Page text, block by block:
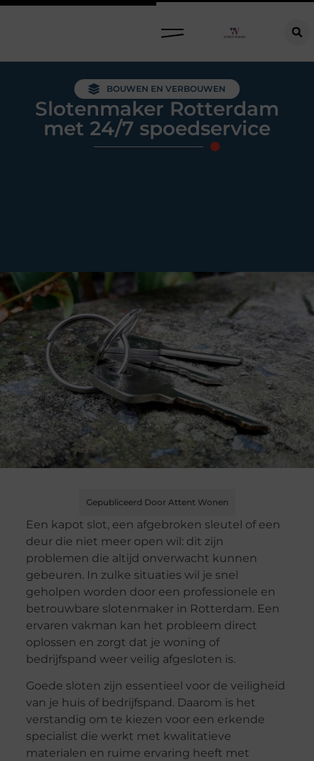
BOUWEN EN VERBOUWEN
Slotenmaker Rotterdam
met 24/7 spoedservice
Gepubliceerd Door Attent Wonen
Een kapot slot, een afgebroken sleutel of een
deur die niet meer open wil: dit zijn
problemen die altijd onverwacht kunnen
gebeuren. In zulke situaties wil je snel
geholpen worden door een professionele en
betrouwbare slotenmaker in Rotterdam. Een
ervaren vakman kan het probleem direct
oplossen en zorgt dat je woning of
bedrijfspand weer veilig afgesloten is.
Goede sloten zijn essentieel voor de veiligheid
van je huis of bedrijfspand. Daarom is het
verstandig om te kiezen voor een erkende
specialist die werkt met kwalitatieve
materialen en ruime ervaring heeft met